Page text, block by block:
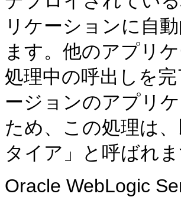
リケーションに自
ます。他のアプリ
処理中の呼出しを
ージョンのアプリ
ため、この処理は
タイア」と呼ばれま
Oracle WebLogic